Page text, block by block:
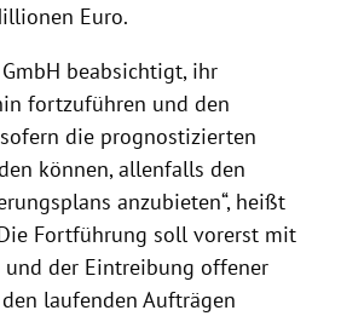
Euro.
beabsichtigt, ihr
fortzuführen und den
die prognostizierten
können, allenfalls den
anzubieten“, heißt
Fortführung soll vorerst mit
der Eintreibung offener
laufenden Aufträgen